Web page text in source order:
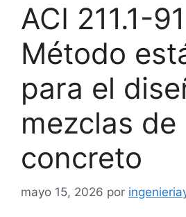
ACI 211.1-91 |
Método
para el
mezclas de
concreto
mayo 15, 2026 por